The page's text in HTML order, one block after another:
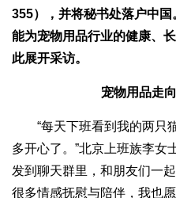
355），并将秘书处落户中
能为宠物用品行业的健康、
此展开采访。
宠物用品走
“每天下班看到我的两只
多开心了。”北京上班族李女
发到聊天群里，和朋友们一
很多情感抚慰与陪伴，我也